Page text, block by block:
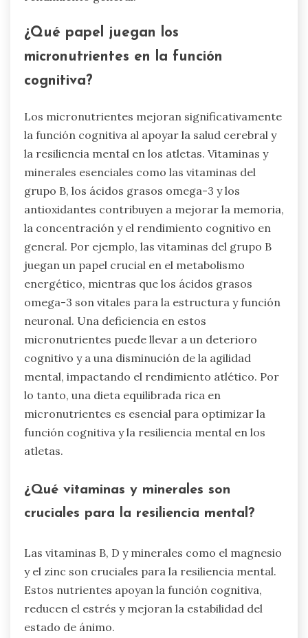
¿Qué papel juegan los
micronutrientes en la función
cognitiva?
Los micronutrientes mejoran significativamente
la función cognitiva al apoyar la salud cerebral y
la resiliencia mental en los atletas. Vitaminas y
minerales esenciales como las vitaminas del
grupo B, los ácidos grasos omega-3 y los
antioxidantes contribuyen a mejorar la memoria,
la concentración y el rendimiento cognitivo en
general. Por ejemplo, las vitaminas del grupo B
juegan un papel crucial en el metabolismo
energético, mientras que los ácidos grasos
omega-3 son vitales para la estructura y función
neuronal. Una deficiencia en estos
micronutrientes puede llevar a un deterioro
cognitivo y a una disminución de la agilidad
mental, impactando el rendimiento atlético. Por
lo tanto, una dieta equilibrada rica en
micronutrientes es esencial para optimizar la
función cognitiva y la resiliencia mental en los
atletas.
¿Qué vitaminas y minerales son
cruciales para la resiliencia mental?
Las vitaminas B, D y minerales como el magnesio
y el zinc son cruciales para la resiliencia mental.
Estos nutrientes apoyan la función cognitiva,
reducen el estrés y mejoran la estabilidad del
estado de ánimo.